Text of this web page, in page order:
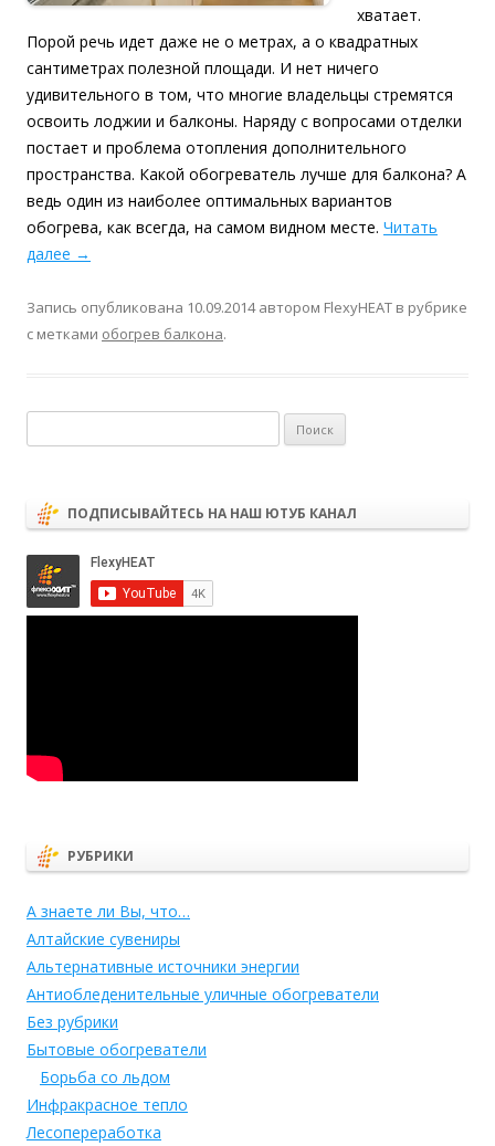
хватает.
Порой речь идет даже не о метрах, а о квадратных
сантиметрах полезной площади. И нет ничего
удивительного в том, что многие владельцы стремятся
освоить лоджии и балконы. Наряду с вопросами отделки
постает и проблема отопления дополнительного
пространства. Какой обогреватель лучше для балкона? А
ведь один из наиболее оптимальных вариантов
обогрева, как всегда, на самом видном месте. Читать
далее →
Запись опубликована 10.09.2014автором FlexyHEAT в рубрике
с метками обогрев балкона.
ПОДПИСЫВАЙТЕСЬ НА НАШ ЮТУБ КАНАЛ
РУБРИКИ
А знаете ли Вы, что…
Алтайские сувениры
Альтернативные источники энергии
Антиобледенительные уличные обогреватели
Без рубрики
Бытовые обогреватели
Борьба со льдом
Инфракрасное тепло
Лесопереработка